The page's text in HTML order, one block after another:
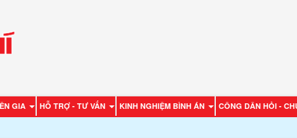
GIA HỖ TRỢ - TƯ VẤN KINH NGHIỆM BÌNH ÁN CÔNG DÂN HỎI -